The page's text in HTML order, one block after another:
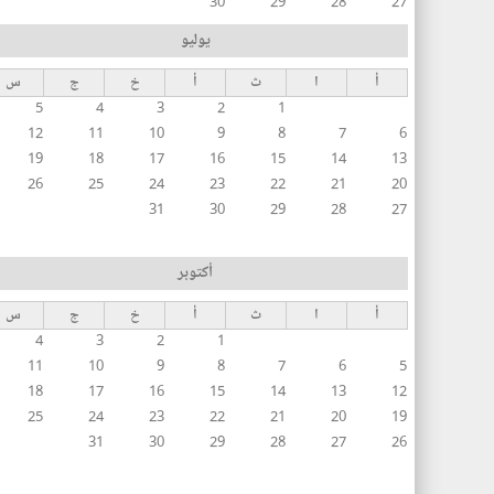
يوليو
أ ا ث أ خ ج
س
1
2
3
4
5
6
7
8
9
10
11
12
13
14
15
16
17
18
19
20
21
22
23
24
25
26
27
28
29
30
31
أكتوبر
أ ا ث أ خ ج
س
1
2
3
4
5
6
7
8
9
10
11
12
13
14
15
16
17
18
19
20
21
22
23
24
25
26
27
28
29
30
31